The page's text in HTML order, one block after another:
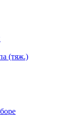
(тяж.)